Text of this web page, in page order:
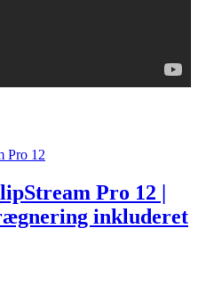
Pro 12 |
inkluderet